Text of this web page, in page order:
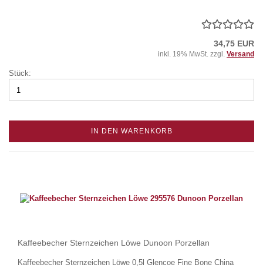
34,75 EUR
inkl. 19% MwSt. zzgl. Versand
Stück:
IN DEN WARENKORB
Kaffeebecher Sternzeichen Löwe Dunoon Porzellan
Kaffeebecher Sternzeichen Löwe 0,5l Glencoe Fine Bone China